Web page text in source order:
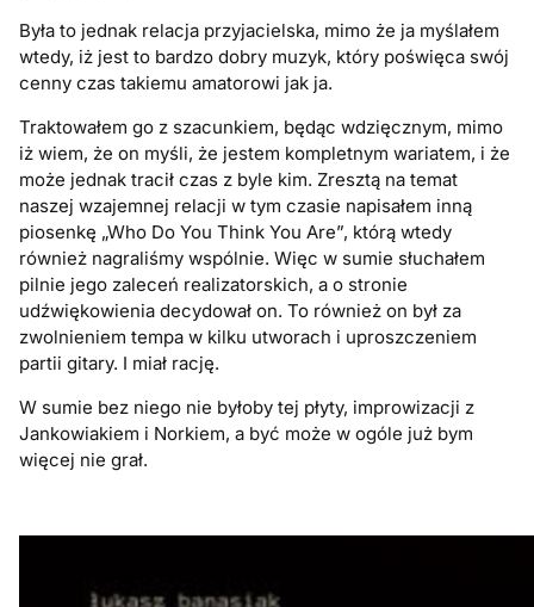
Była to jednak relacja przyjacielska, mimo że ja myślałem
wtedy, iż jest to bardzo dobry muzyk, który poświęca swój
cenny czas takiemu amatorowi jak ja.
Traktowałem go z szacunkiem, będąc wdzięcznym, mimo
iż wiem, że on myśli, że jestem kompletnym wariatem, i że
może jednak tracił czas z byle kim. Zresztą na temat
naszej wzajemnej relacji w tym czasie napisałem inną
piosenkę „Who Do You Think You Are”, którą wtedy
również nagraliśmy wspólnie. Więc w sumie słuchałem
pilnie jego zaleceń realizatorskich, a o stronie
udźwiękowienia decydował on. To również on był za
zwolnieniem tempa w kilku utworach i uproszczeniem
partii gitary. I miał rację.
W sumie bez niego nie byłoby tej płyty, improwizacji z
Jankowiakiem i Norkiem, a być może w ogóle już bym
więcej nie grał.